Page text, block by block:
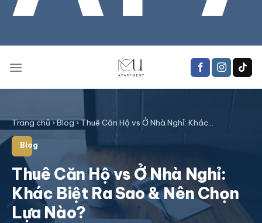
Trang chủ›Blog›Thuê Căn Hộ vs Ở Nhà Nghỉ: Khác…
Blog
Thuê Căn Hộ vs Ở Nhà Nghỉ:
Khác Biệt Ra Sao & Nên Chọn
Lựa Nào?